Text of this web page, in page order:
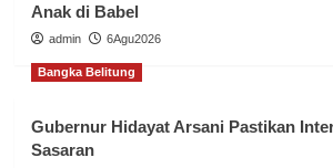
Anak di Babel
admin 6Agu2026
Bangka Belitung
Gubernur Hidayat Arsani Pastikan
Sasaran